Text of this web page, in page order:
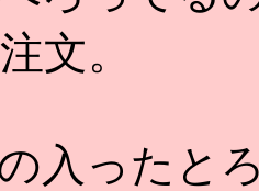
文。
入ったと